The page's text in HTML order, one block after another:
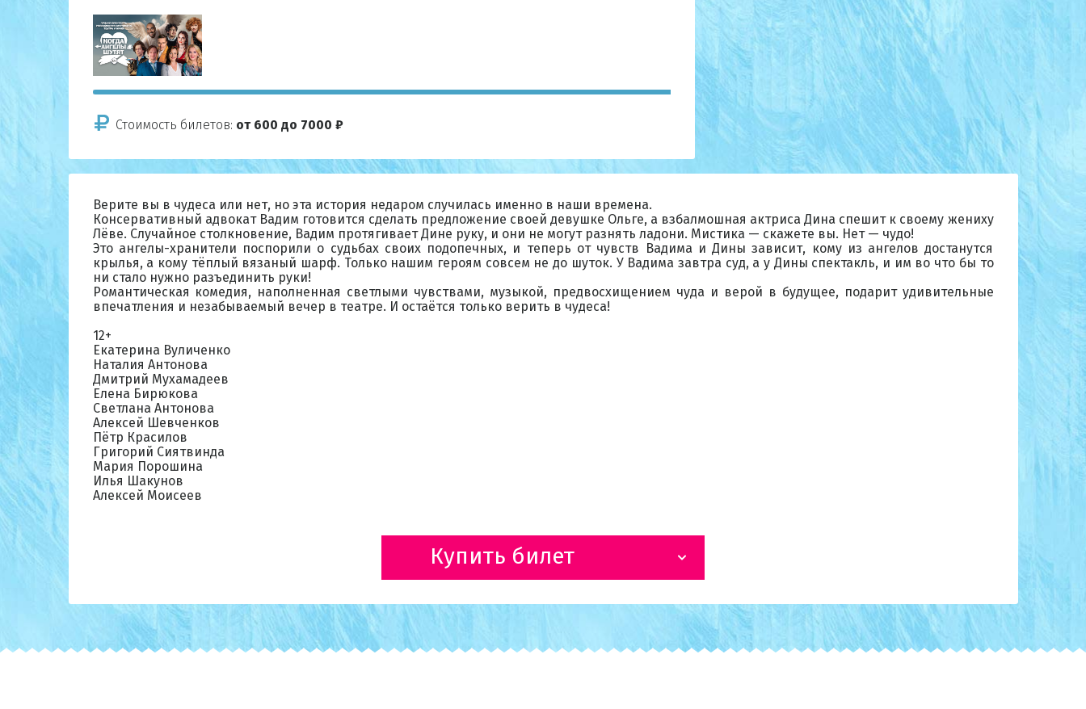
Стоимость билетов: от 600 до 7000 ₽
Верите вы в чудеса или нет, но эта история недаром случилась именно в наши времена.
Консервативный адвокат Вадим готовится сделать предложение своей девушке Ольге, а взбалмошная актриса Дина спешит к своему жениху
Лёве. Случайное столкновение, Вадим протягивает Дине руку, и они не могут разнять ладони. Мистика — скажете вы. Нет — чудо!
Это ангелы-хранители поспорили о судьбах своих подопечных, и теперь от чувств Вадима и Дины зависит, кому из ангелов достанутся
крылья, а кому тёплый вязаный шарф. Только нашим героям совсем не до шуток. У Вадима завтра суд, а у Дины спектакль, и им во что бы то
ни стало нужно разъединить руки!
Романтическая комедия, наполненная светлыми чувствами, музыкой, предвосхищением чуда и верой в будущее, подарит удивительные
впечатления и незабываемый вечер в театре. И остаётся только верить в чудеса!
12+
Екатерина Вуличенко
Наталия Антонова
Дмитрий Мухамадеев
Елена Бирюкова
Светлана Антонова
Алексей Шевченков
Пётр Красилов
Григорий Сиятвинда
Мария Порошина
Илья Шакунов
Алексей Моисеев
Купить билет